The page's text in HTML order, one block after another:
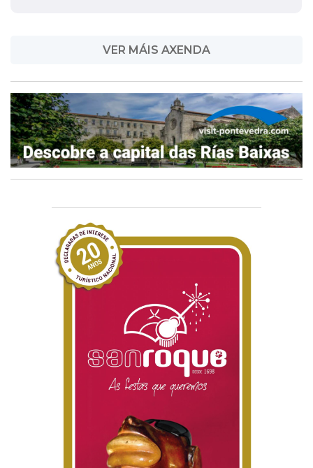
VER MÁIS AXENDA